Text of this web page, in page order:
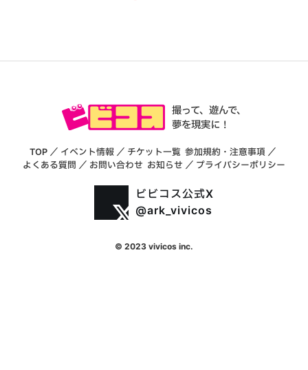
撮って、遊んで、
夢を現実に！
TOP ／ イベント情報 ／ チケット一覧 参加規約・注意事項 ／
よくある質問 ／ お問い合わせ お知らせ ／ プライバシーポリシー
ビビコス公式X
@ark_vivicos
© 2023 vivicos inc.